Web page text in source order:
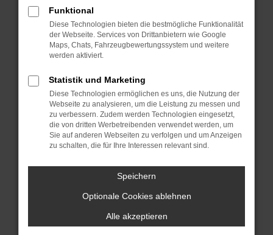
verhindern. Funktioniert die Seite in einem
anderen Browser oder in einem privaten
Fenster?
Starte dein Gerät neu.
Probleme zu beheben.
Stelle sicher, dass dein Browser und dein
Betriebssystem auf dem neuesten Stand
sind.
Veraltete Software birgt nicht nur ein
Sicherheitsrisiko, sondern kann auch dazu
führen, dass bestimmte Funktionen nicht mehr
unterstützt werden.
Wende dich an den Webseitenbetreiber.
Wenn du alle oben genannten Schritte versucht
hast, kontaktiere uns bitte. Wir werden
Funktional
Diese Technologien bieten die bestmögliche Funktionalität
der Webseite. Services von Drittanbietern wie Google
Maps, Chats, Fahrzeugbewertungssystem und weitere
werden aktiviert.
Statistik und Marketing
Diese Technologien ermöglichen es uns, die Nutzung der
Webseite zu analysieren, um die Leistung zu messen und
zu verbessern. Zudem werden Technologien eingesetzt,
die von dritten Werbetreibenden verwendet werden, um
Sie auf anderen Webseiten zu verfolgen und um Anzeigen
zu schalten, die für Ihre Interessen relevant sind.
Speichern
Optionale Cookies ablehnen
Alle akzeptieren